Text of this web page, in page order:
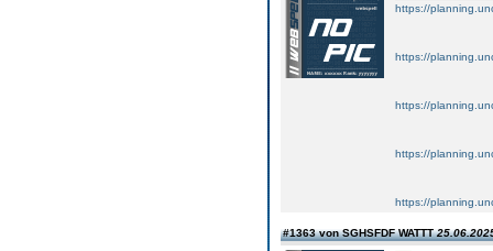
https://
https://
https://
https://
https://
#1363 von SGHSFDF WATTT